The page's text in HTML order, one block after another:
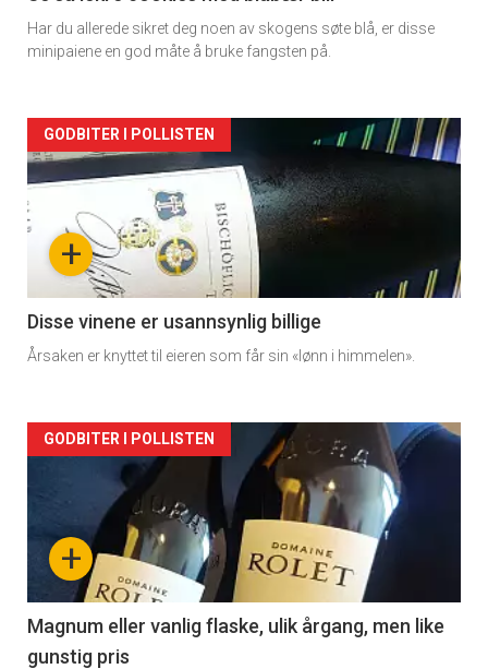
Har du allerede sikret deg noen av skogens søte blå, er disse
minipaiene en god måte å bruke fangsten på.
Forsiden
akkurat
nå
2
+
GODBITER I POLLISTEN
Disse vinene er usannsynlig billige
Årsaken er knyttet til eieren som får sin «lønn i himmelen».
Forsiden
akkurat
nå
3
+
GODBITER I POLLISTEN
Magnum eller vanlig flaske, ulik årgang, men like
gunstig pris